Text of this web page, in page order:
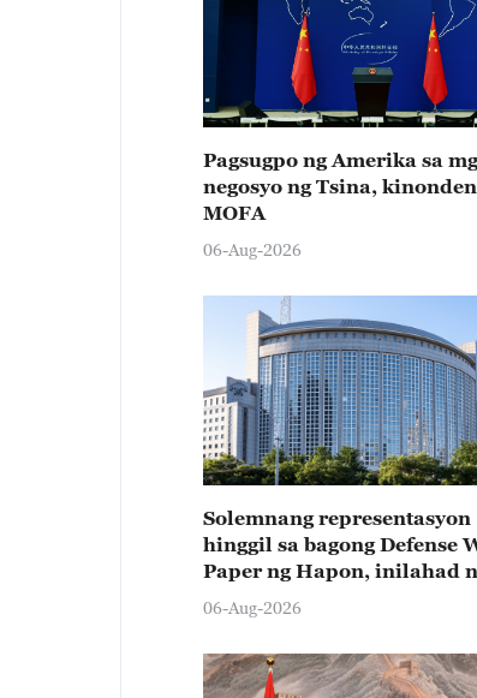
Pagsugpo ng Amerika sa
negosyo ng Tsina,
MOFA
06-Aug-2026
Solemnang representasyon
hinggil sa bagong Defense
Paper ng Hapon, inilahad
Tsina
06-Aug-2026